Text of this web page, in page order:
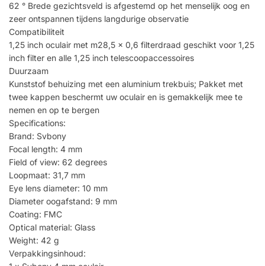
62 ° Brede gezichtsveld is afgestemd op het menselijk oog en
zeer ontspannen tijdens langdurige observatie
Compatibiliteit
1,25 inch oculair met m28,5 x 0,6 filterdraad geschikt voor 1,25
inch filter en alle 1,25 inch telescoopaccessoires
Duurzaam
Kunststof behuizing met een aluminium trekbuis; Pakket met
twee kappen beschermt uw oculair en is gemakkelijk mee te
nemen en op te bergen
Specifications:
Brand: Svbony
Focal length: 4 mm
Field of view: 62 degrees
Loopmaat: 31,7 mm
Eye lens diameter: 10 mm
Diameter oogafstand: 9 mm
Coating: FMC
Optical material: Glass
Weight: 42 g
Verpakkingsinhoud: